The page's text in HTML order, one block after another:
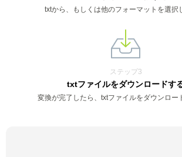
txtから、もしくは他のフォーマットを選択
ステップ3
txtファイルをダウンロードす
変換が完了したら、txtファイルをダウンロー